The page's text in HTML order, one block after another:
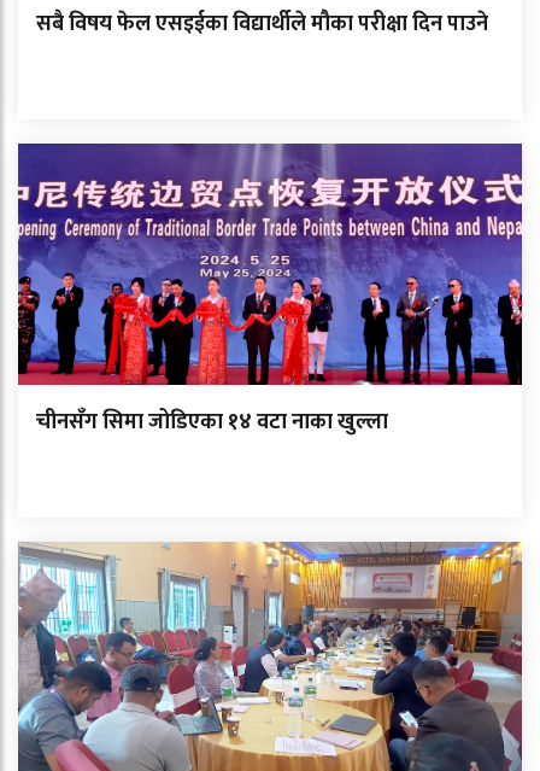
सबै विषय फेल एसइईका विद्यार्थीले मौका परीक्षा दिन पाउने
चीनसँग सिमा जोडिएका १४ वटा नाका खुल्ला